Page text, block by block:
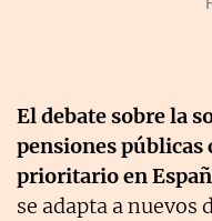
El debate sobre la
pensiones
prioritario en
se adapta a nuevos